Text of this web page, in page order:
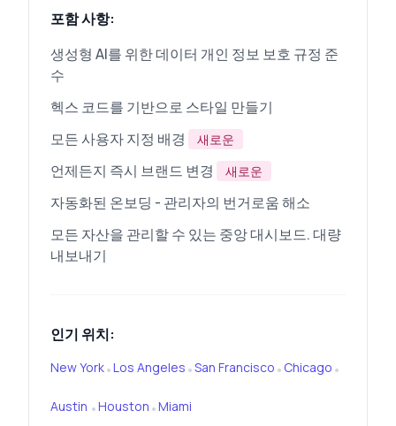
포함 사항:
생성형 AI를 위한 데이터 개인 정보 보호 규정 준
수
헥스 코드를 기반으로 스타일 만들기
모든 사용자 지정 배경
새로운
언제든지 즉시 브랜드 변경 새로운
자동화된 온보딩 - 관리자의 번거로움 해소
모든 자산을 관리할 수 있는 중앙 대시보드. 대량
내보내기
인기 위치:
New York•Los Angeles •San Francisco • Chicago •
Austin •Houston •Miami